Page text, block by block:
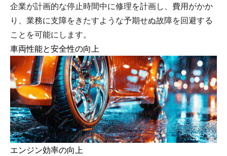
企業が計画的な停止時間中に修理を計画し、費用がかか
り、業務に支障をきたすような予期せぬ故障を回避する
ことを可能にします。
車両性能と安全性の向上
エンジン効率の向上